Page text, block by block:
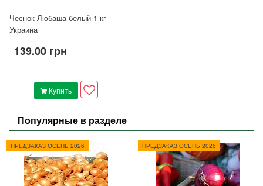
Чеснок Любаша белый 1 кг
Украина
139.00 грн
Купить
Популярные в разделе
ПРЕДЗАКАЗ ОСЕНЬ 2026 ПРЕДЗАКАЗ ОСЕНЬ 2026